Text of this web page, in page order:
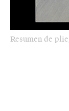
Resumen de